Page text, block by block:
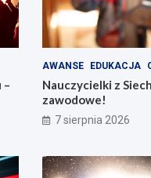
–
AWANSE EDUKACJA
Nauczycielki z
zawodowe!
7 sierpnia 2026